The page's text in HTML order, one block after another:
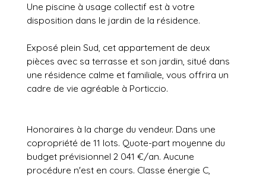
Une piscine à usage collectif est à votre
disposition dans le jardin de la résidence.
Exposé plein Sud, cet appartement de deux
pièces avec sa terrasse et son jardin, situé dans
une résidence calme et familiale, vous offrira un
cadre de vie agréable à Porticcio.
Honoraires à la charge du vendeur. Dans une
copropriété de 11 lots. Quote-part moyenne du
budget prévisionnel 2 041 €/an. Aucune
procédure n'est en cours. Classe énergie C,